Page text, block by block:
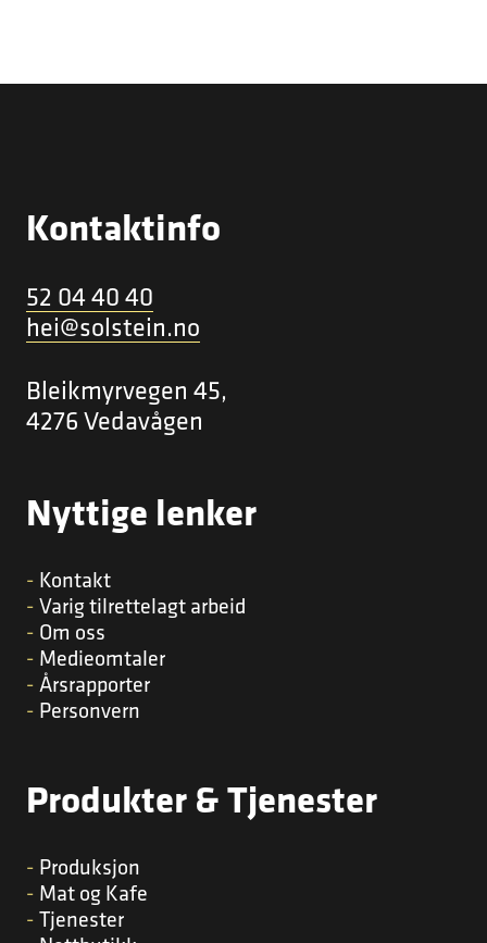
Kontaktinfo
52 04 40 40
hei@solstein.no
Bleikmyrvegen 45,
4276 Vedavågen
Nyttige lenker
Kontakt
Varig tilrettelagt arbeid
Om oss
Medieomtaler
Årsrapporter
Personvern
Produkter & Tjenester
Produksjon
Mat og Kafe
Tjenester